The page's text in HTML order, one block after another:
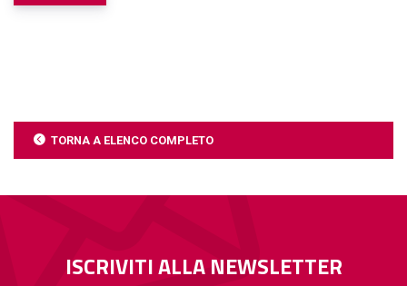
TORNA A ELENCO COMPLETO
ISCRIVITI ALLA NEWSLETTER